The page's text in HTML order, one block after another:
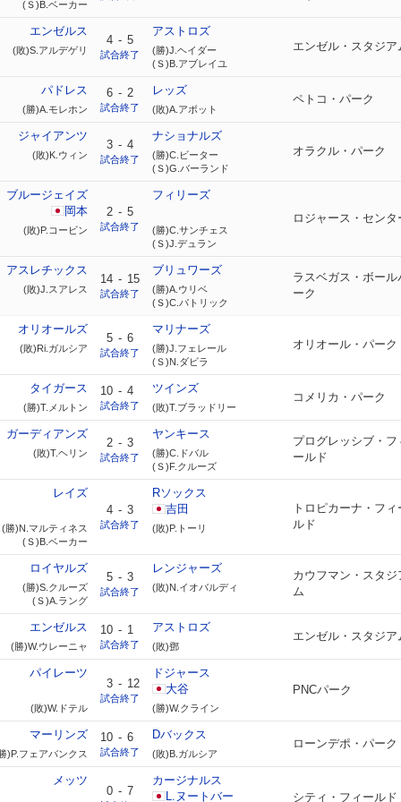
(Ｓ)B.ベーカー
エンゼルス
(敗)S.アルデゲリ
4 - 5
試合終了
アストロズ
(勝)J.ヘイダー
(Ｓ)B.アブレイユ
エンゼル・スタジア
パドレス
(勝)A.モレホン
6 - 2
試合終了
レッズ
(敗)A.アボット
ペトコ・パーク
ジャイアンツ
(敗)K.ウィン
3 - 4
試合終了
ナショナルズ
(勝)C.ビーター
(Ｓ)G.バーランド
オラクル・パーク
ブルージェイズ
岡本
(敗)P.コービン
2 - 5
試合終了
フィリーズ
(勝)C.サンチェス
(Ｓ)J.デュラン
ロジャース・センタ
アスレチックス
(敗)J.スアレス
14 - 15
試合終了
ブリュワーズ
(勝)A.ウリベ
(Ｓ)C.パトリック
ラスベガス・ボール
ーク
オリオールズ
(敗)Ri.ガルシア
5 - 6
試合終了
マリナーズ
(勝)J.フェレール
(Ｓ)N.ダビラ
オリオール・パーク
タイガース
(勝)T.メルトン
10 - 4
試合終了
ツインズ
(敗)T.ブラッドリー
コメリカ・パーク
ガーディアンズ
(敗)T.ヘリン
2 - 3
試合終了
ヤンキース
(勝)C.ドバル
(Ｓ)F.クルーズ
プログレッシブ・フ
ールド
レイズ
(勝)N.マルティネス
(Ｓ)B.ベーカー
4 - 3
試合終了
Rソックス
吉田
(敗)P.トーリ
トロピカーナ・フィ
ルド
ロイヤルズ
(勝)S.クルーズ
(Ｓ)A.ラング
5 - 3
試合終了
レンジャーズ
(敗)N.イオバルディ
カウフマン・スタジ
ム
エンゼルス
(勝)W.ウレーニャ
10 - 1
試合終了
アストロズ
(敗)鄧
エンゼル・スタジア
パイレーツ
(敗)W.ドテル
3 - 12
試合終了
ドジャース
大谷
(勝)W.クライン
PNCパーク
マーリンズ
)P.フェアバンクス
10 - 6
試合終了
Dバックス
(敗)B.ガルシア
ローンデポ・パーク
メッツ
0 - 7
カージナルス
L.ヌートバー
シティ・フィールド